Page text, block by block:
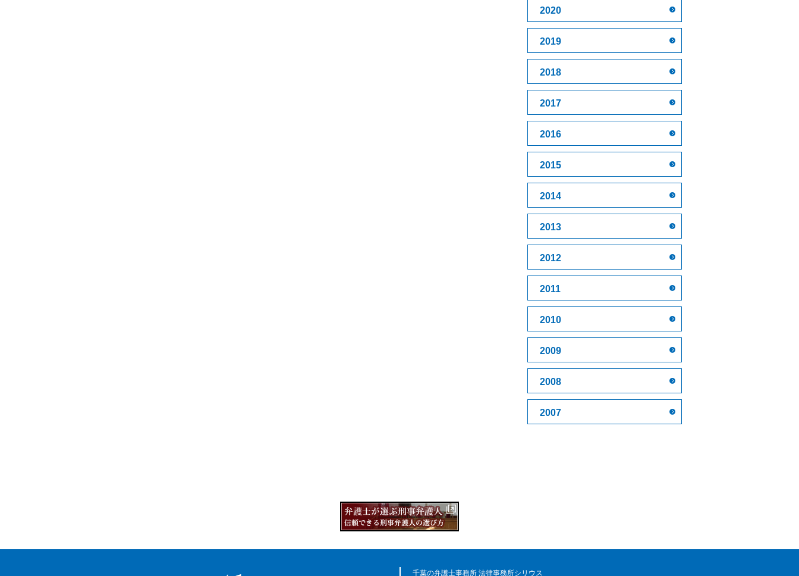
2020
2019
2018
2017
2016
2015
2014
2013
2012
2011
2010
2009
2008
2007
千葉の弁護士事務所 法律事務所シリウス